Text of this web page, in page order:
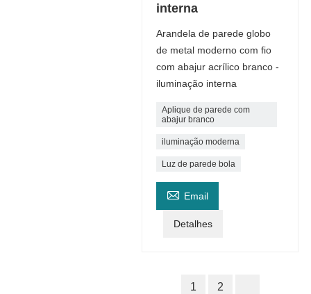
interna
Arandela de parede globo
de metal moderno com fio
com abajur acrílico branco -
iluminação interna
Aplique de parede com
abajur branco
iluminação moderna
Luz de parede bola
 Email
Detalhes
1 2